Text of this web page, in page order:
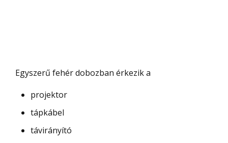
Egyszerű fehér dobozban érkezik a
projektor
tápkábel
távirányító